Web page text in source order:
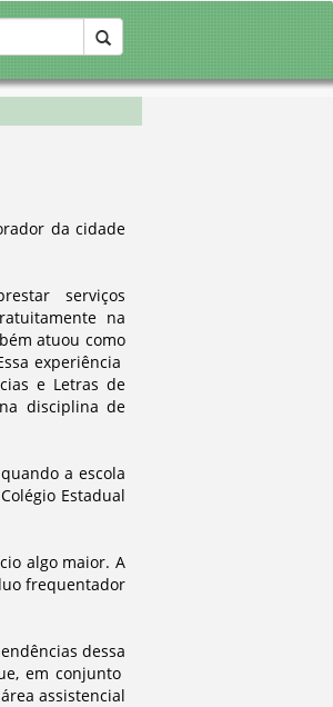
da cidade
serviços
na
atuou como
experiência
e Letras de
disciplina de
a escola
Estadual
algo maior. A
frequentador
dessa
em conjunto
assistencial